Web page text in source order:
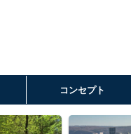
コンセプト